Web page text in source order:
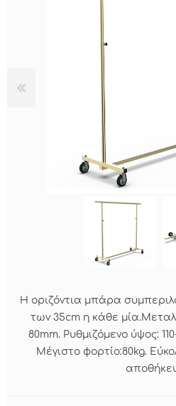
Η οριζόντια μπάρα
των 35cm η κάθε
80mm. Ρυθμιζόμενο ύψος:
Μέγιστο φορτίο:80kg.